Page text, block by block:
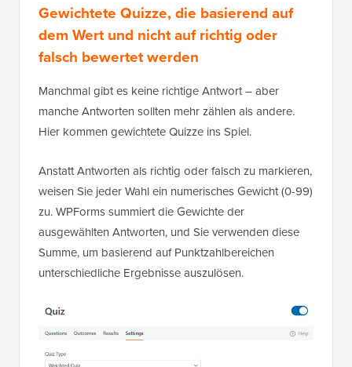
Gewichtete Quizze, die basierend auf
dem Wert und nicht auf richtig oder
falsch bewertet werden
Manchmal gibt es keine richtige Antwort – aber
manche Antworten sollten mehr zählen als andere.
Hier kommen gewichtete Quizze ins Spiel.
Anstatt Antworten als richtig oder falsch zu markieren,
weisen Sie jeder Wahl ein numerisches Gewicht (0-99)
zu. WPForms summiert die Gewichte der
ausgewählten Antworten, und Sie verwenden diese
Summe, um basierend auf Punktzahlbereichen
unterschiedliche Ergebnisse auszulösen.